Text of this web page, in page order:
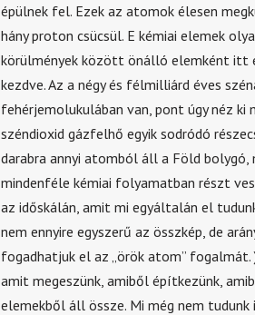
épülnek fel. Ezek az atomok élesen
hány proton csücsül. E kémiai elemek
körülmények között önálló elemként itt
kezdve. Az a négy és félmilliárd éves
fehérjemolukulában van, pont úgy néz
széndioxid gázfelhő egyik sodródó
darabra annyi atomból áll a Föld
mindenféle kémiai folyamatban részt
az időskálán, amit mi egyáltalán el
nem ennyire egyszerű az összkép, de
fogadhatjuk el az „örök atom”
amit megeszünk, amiből építkezünk,
elemekből áll össze. Mi még nem